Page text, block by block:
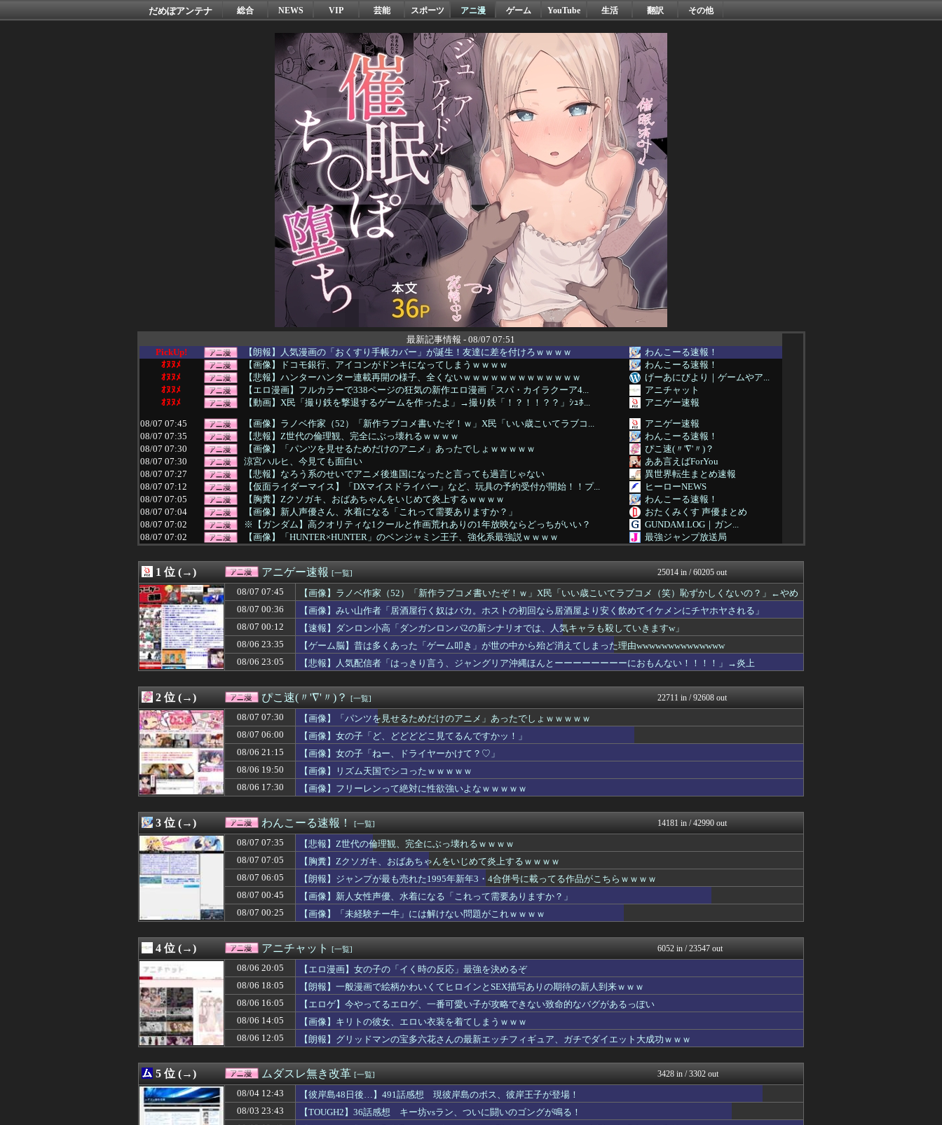
だめぽアンテナ 総合 NEWS VIP 芸能 スポーツ アニ漫 ゲーム YouTube 生活 翻訳 その他
最新記事情報 - 08/07 07:51
PickUp!
【朗報】人気漫画の「おくすり手帳カバー」が誕生！友達に差を付けろｗｗｗｗ
わんこーる速報！
ｵﾇﾇﾒ
【画像】ドコモ銀行、アイコンがドンキになってしまうｗｗｗｗ
わんこーる速報！
ｵﾇﾇﾒ
【悲報】ハンターハンター連載再開の様子、全くないｗｗｗｗｗｗｗｗｗｗｗｗｗ
げーあにびより｜ゲームやア...
ｵﾇﾇﾒ
【エロ漫画】フルカラーで338ページの狂気の新作エロ漫画「スパ・カイラクーア4...
アニチャット
ｵﾇﾇﾒ
【動画】X民「撮り鉄を撃退するゲームを作ったよ」→撮り鉄「！？！！？？」ｼｭﾎ...
アニゲー速報
08/07 07:45
【画像】ラノベ作家（52）「新作ラブコメ書いたぞ！ｗ」X民「いい歳こいてラブコ...
アニゲー速報
08/07 07:35
【悲報】Z世代の倫理観、完全にぶっ壊れるｗｗｗｗ
わんこーる速報！
08/07 07:30
【画像】「パンツを見せるためだけのアニメ」あったでしょｗｗｗｗｗ
ぴこ速(〃'∇'〃)？
08/07 07:30
涼宮ハルヒ、今見ても面白い
ああ言えばForYou
08/07 07:27
【悲報】なろう系のせいでアニメ後進国になったと言っても過言じゃない
異世界転生まとめ速報
08/07 07:12
【仮面ライダーマイス】「DXマイスドライバー」など、玩具の予約受付が開始！！プ...
ヒーローNEWS
08/07 07:05
【胸糞】Zクソガキ、おばあちゃんをいじめて炎上するｗｗｗｗ
わんこーる速報！
08/07 07:04
【画像】新人声優さん、水着になる「これって需要ありますか？」
おたくみくす 声優まとめ
08/07 07:02
※【ガンダム】高クオリティな1クールと作画荒れありの1年放映ならどっちがいい？
GUNDAM.LOG｜ガン...
08/07 07:02
【画像】「HUNTER×HUNTER」のベンジャミン王子、強化系最強説ｗｗｗｗ
最強ジャンプ放送局
08/07 06:18
【朗報】幽遊白書の戸愚呂弟さん、地獄で最も過酷な冥獄界を選ぶｗｗｗ
アニはつ -アニメ発信場-
08/07 06:05
【朗報】ジャンプが最も売れた1995年新年3・4合併号に載ってる作品がこちらｗ...
わんこーる速報！
08/07 06:00
覇権漫画ワンピースの主人公モンキー・D・ルフィさん、変わり果てた姿で発見される...
ジャンプ速報
08/07 06:00
【ウルトラマン】ウルサマ後期のステージ観てきたんだけど
ヒーローNEWS
08/07 06:00
【画像】女の子「ど、どどどどこ見てるんですかッ！」
ぴこ速(〃'∇'〃)？
08/07 06:00
ストーリーをクリアした後が本番みたいなゲーム教えてくれ
ああ言えばForYou
08/07 06:00
【ラブライブ！】侑ちゃんもミアちゃん(14歳)に押し倒されるくらい弱いんだよね...
コンテンツ・声優 | ラブ...
08/07 05:00
【ラブライブ！】【画像】桜小路きな子ちゃんの尻【Liella!】
コンテンツ・声優 | ラブ...
08/07 04:00
【ラブライブ！】🌙🐈‍⬛「うちのオタクは社畜かボンボン」（世界の平均睡眠時間ラ...
コンテンツ・声優 | ラブ...
08/07 03:00
【ラブライブ！】BLｺｽﾞｶﾎ…？🐉【蓮ノ空】
コンテンツ・声優 | ラブ...
08/07 03:00
【スターウォーズ】ライトセーバーって握りづらそうだよね…
ヒーローNEWS
08/07 02:12
LIAR GAME -ライアーゲーム- 第17話 感想：秋山さんの逆転の策がバ...
08/07 02:03
【朗報】ワンピースのロロノア・ゾロさん、ペローナちゃんとフラグが立ちまくるｗｗ...
アニはつ -アニメ発信場-
08/07 02:02
アイナが乗っていた「高機動試作型ザク」ってよく考えると時系列がおかしいな
08/07 02:00
【ラブライブ！】予定立てるの苦手なので行き当たりばったりの旅行しかできません
08/07 01:03
【朗報】ワンピースより面白い漫画、ガチでこの世に存在しないかもしれないｗｗｗ
アニはつ -アニメ発信場-
08/07 01:00
【ラブライブ！】すみれちゃんのお尻を意味もなく叩いてそうなキャラ【Liella...
コンテンツ・声優 | ラブ...
08/07 00:45
【画像】新人女性声優、水着になる「これって需要ありますか？」
08/07 00:30
【動画】手術中に熊本地震が発生した瞬間の防犯カメラが公開される
あぁ^～こころがぴょんぴょ...
08/07 00:29
ライザの公式AIゲーム、エッチすぎて始まる♥
漫画まとめ速報
08/07 00:25
【画像】「未経験チー牛」には解けない問題がこれｗｗｗｗ
08/07 00:22
ヒロイン攻略後に始まる‘エクストラモード’
ニュー速VIPブログ(`･...
08/07 00:12
【速報】ダンロン小高「ダンガンロンパ2の新シナリオでは、人気キャラも殺していき...
08/07 00:11
【画像】あの人気ポケモン、超エッチなフィギュアになるwww
異世界転生まとめ速報
08/07 00:07
【仮面ライダーマイス】「変身ベルト DXマイスドライバー」ほか【本日予約開始！...
fig速
【悲報】熊本地震発生時の「手術室」の映像、公開される。医療従事者って凄いなｗｗ...
わんこーる速報！
08/07 00:03
【朗報】漫画家「アニメ化決定！？嬉しい！！」→「なんなんだよこれ…」←最初に思...
08/07 00:02
ガンダムゲーって他社ゲーのインスパイア多いよね
GUNDAM.LOG｜ガン...
08/07 00:02
【アークナイツ】Gift+シリーズ「純燼エイヤフィヤトラ それからの物語VER...
fig速
08/07 00:01
【ライザのアトリエ】キューズQ「ライザ(ライザリン・シュタウト)ウェディングS...
08/07 00:00
【ラブライブ！】【動画】ひーが後輩にお姉ちゃん呼びさせてる…【声優】
コンテンツ・声優 | ラブ...
08/07 00:00
【マーベル】ハルクって毎回似たような見た目じゃない？
08/07 00:00
【デレマス】Pの家の合鍵を勝手に作って部屋に侵入しそうなアイドル
それからの出来事() アイ...
08/06 23:59
【話題】日本で1番売れている雑誌、週刊少年ジャンプ紙版が100万部を下回り国内...
08/06 23:45
【悲報】サイバーコネクトツー社長、ジャンプ公式にブロックされるｗｗｗｗ
わんこーる速報！
08/06 23:35
【ゲーム脳】昔は多くあった「ゲーム叩き」が世の中から殆ど消えてしまった理由ww...
アニゲー速報
08/06 23:33
『バンドリ！ ゆめ∞みた』8話感想 みゅーたいぷ解散の危機！？
ああ言えばForYou
08/06 23:30
【悲報】週刊少年ジャンプさん、最大発行部数653万部から急降下でついに100万...
ジャンプ速報
08/06 23:29
クラピカ「エンペラータイムのせいで寿命を大幅に失ってしまったけどそれでちょうど...
08/06 23:25
【悲報】美女インフルエンサー「残クレじゃなくて一括でアルファード買っちゃった」...
わんこーる速報！
08/06 23:05
【悲報】人気配信者「はっきり言う、ジャングリア沖縄ほんとーーーーーーーーにおも...
アニゲー速報
1 位 (→) アニゲー速報 [一覧] 25014 in / 60205 out
08/07 07:45
【画像】ラノベ作家（52）「新作ラブコメ書いたぞ！ｗ」X民「いい歳こいてラブコメ（笑）恥ずかしくないの？」←やめ
たれｗと話題に
08/07 00:36
【画像】みい山作者「居酒屋行く奴はバカ。ホストの初回なら居酒屋より安く飲めてイケメンにチヤホヤされる」
08/07 00:12
【速報】ダンロン小高「ダンガンロンパ2の新シナリオでは、人気キャラも殺していきますw」
08/06 23:35
【ゲーム脳】昔は多くあった「ゲーム叩き」が世の中から殆ど消えてしまった理由wwwwwwwwwwwwww
08/06 23:05
【悲報】人気配信者「はっきり言う、ジャングリア沖縄ほんとーーーーーーーーにおもんない！！！！」→炎上
2 位 (→) ぴこ速(〃'∇'〃)？ [一覧] 22711 in / 92608 out
08/07 07:30
【画像】「パンツを見せるためだけのアニメ」あったでしょｗｗｗｗｗ
08/07 06:00
【画像】女の子「ど、どどどどこ見てるんですかッ！」
08/06 21:15
【画像】女の子「ねー、ドライヤーかけて？♡」
08/06 19:50
【画像】リズム天国でシコったｗｗｗｗｗ
08/06 17:30
【画像】フリーレンって絶対に性欲強いよなｗｗｗｗｗ
3 位 (→) わんこーる速報！ [一覧] 14181 in / 42990 out
08/07 07:35
【悲報】Z世代の倫理観、完全にぶっ壊れるｗｗｗｗ
08/07 07:05
【胸糞】Zクソガキ、おばあちゃんをいじめて炎上するｗｗｗｗ
08/07 06:05
【朗報】ジャンプが最も売れた1995年新年3・4合併号に載ってる作品がこちらｗｗｗｗ
08/07 00:45
【画像】新人女性声優、水着になる「これって需要ありますか？」
08/07 00:25
【画像】「未経験チー牛」には解けない問題がこれｗｗｗｗ
4 位 (→) アニチャット [一覧] 6052 in / 23547 out
08/06 20:05
【エロ漫画】女の子の「イく時の反応」最強を決めるぞ
08/06 18:05
【朗報】一般漫画で絵柄かわいくてヒロインとSEX描写ありの期待の新人到来ｗｗｗ
08/06 16:05
【エロゲ】今やってるエロゲ、一番可愛い子が攻略できない致命的なバグがあるっぽい
08/06 14:05
【画像】キリトの彼女、エロい衣装を着てしまうｗｗｗ
08/06 12:05
【朗報】グリッドマンの宝多六花さんの最新エッチフィギュア、ガチでダイエット大成功ｗｗｗ
5 位 (→) ムダスレ無き改革 [一覧] 3428 in / 3302 out
08/04 12:43
【彼岸島48日後…】491話感想 現彼岸島のボス、彼岸王子が登場！
08/03 23:43
【TOUGH2】36話感想 キー坊vsラン、ついに闘いのゴングが鳴る！